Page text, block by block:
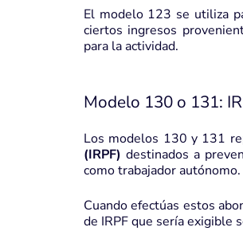
El modelo 123 se utiliza
ciertos ingresos
para la actividad.
Modelo 130 o 131:
Los modelos 130 y 131
(IRPF) destinados a
como trabajador autónomo.
Cuando efectúas estos
de IRPF que sería exigible